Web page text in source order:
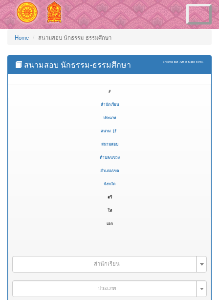
Toggle
navigation
Home สนามสอบ นักธรรม-ธรรมศึกษา
Showing 651-700 of 6,887 items.
สนามสอบ นักธรรม-ธรรมศึกษา
#
สำนักเรียน
ประเภท
สนาม
สนามสอบ
ตำบล/แขวง
อำเภอ/เขต
จังหวัด
ตรี
โท
เอก
สำนักเรียน
ประเภท